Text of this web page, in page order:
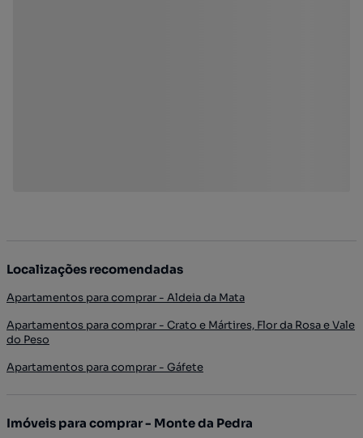
Localizações recomendadas
Apartamentos para comprar - Aldeia da Mata
Apartamentos para comprar - Crato e Mártires, Flor da Rosa e Vale
do Peso
Apartamentos para comprar - Gáfete
Imóveis para comprar - Monte da Pedra